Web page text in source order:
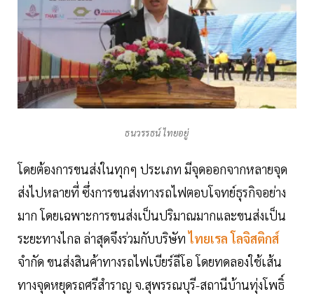
ธนวรรธน์ ไทยอยู่
โดยต้องการขนส่งในทุกๆ ประเภท มีจุดออกจากหลายจุด
ส่งไปหลายที่ ซึ่งการขนส่งทางรถไฟตอบโจทย์ธุรกิจอย่าง
มาก โดยเฉพาะการขนส่งเป็นปริมาณมากและขนส่งเป็น
ระยะทางไกล ล่าสุดจึงร่วมกับบริษัทไทยเรล โลจิสติกส์
จำกัด ขนส่งสินค้าทางรถไฟเบียร์ลีโอ โดยทดลองใช้เส้น
ทางจุดหยุดรถศรีสำราญ จ.สุพรรณบุรี-สถานีบ้านทุ่งโพธิ์